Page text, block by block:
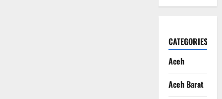
CATEGORIES
Aceh
Aceh Barat